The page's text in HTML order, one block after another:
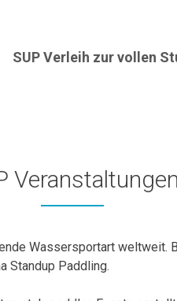
SUP Verleih zur vollen
Veranstaltungen
Wassersportart weltweit.
Standup Paddling.